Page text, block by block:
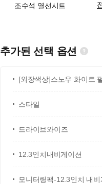
조수석 열선시트
추가된 선택 옵션
[외장색상]스노우 화이트
스타일
드라이브와이즈
12.3인치내비게이션
모니터링팩-12.3인치 내